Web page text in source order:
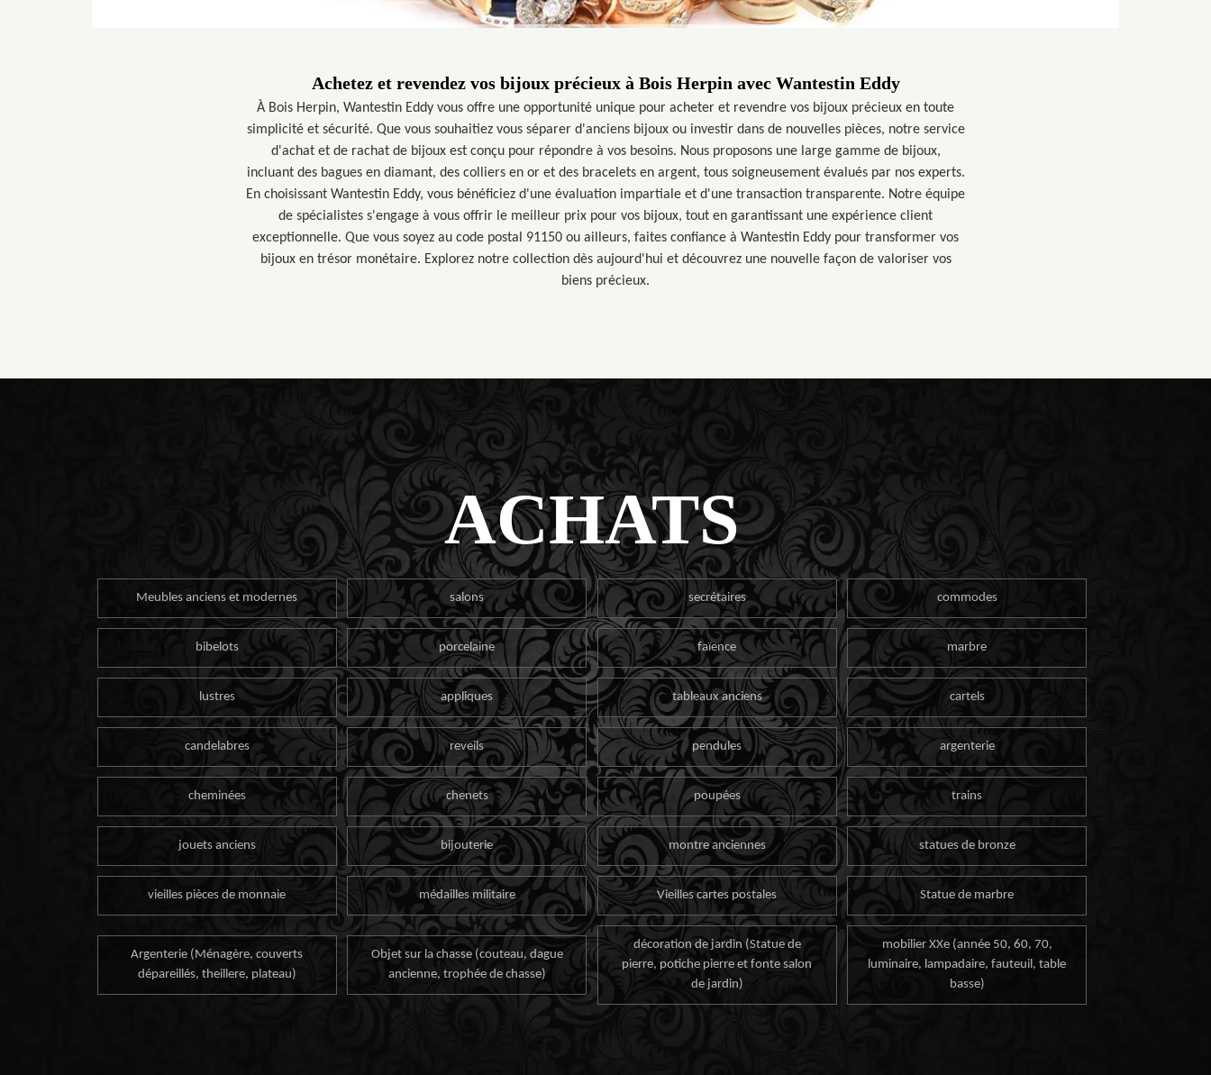
Achetez et revendez vos bijoux précieux à Bois Herpin avec Wantestin Eddy
À Bois Herpin, Wantestin Eddy vous offre une opportunité unique pour acheter et revendre vos bijoux précieux en toute
simplicité et sécurité. Que vous souhaitiez vous séparer d'anciens bijoux ou investir dans de nouvelles pièces, notre service
d'achat et de rachat de bijoux est conçu pour répondre à vos besoins. Nous proposons une large gamme de bijoux,
incluant des bagues en diamant, des colliers en or et des bracelets en argent, tous soigneusement évalués par nos experts.
En choisissant Wantestin Eddy, vous bénéficiez d'une évaluation impartiale et d'une transaction transparente. Notre équipe
de spécialistes s'engage à vous offrir le meilleur prix pour vos bijoux, tout en garantissant une expérience client
exceptionnelle. Que vous soyez au code postal 91150 ou ailleurs, faites confiance à Wantestin Eddy pour transformer vos
bijoux en trésor monétaire. Explorez notre collection dès aujourd'hui et découvrez une nouvelle façon de valoriser vos
biens précieux.
ACHATS
Meubles anciens et modernes salons secrétaires commodes
bibelots porcelaine faïence marbre
lustres appliques tableaux anciens cartels
candelabres reveils pendules argenterie
cheminées chenets poupées trains
jouets anciens bijouterie montre anciennes statues de bronze
vieilles pièces de monnaie médailles militaire Vieilles cartes postales Statue de marbre
Argenterie (Ménagère, couverts
dépareillés, theillere, plateau)
Objet sur la chasse (couteau, dague
ancienne, trophée de chasse)
décoration de jardin (Statue de
pierre, potiche pierre et fonte salon
de jardin)
mobilier XXe (année 50, 60, 70,
luminaire, lampadaire, fauteuil, table
basse)